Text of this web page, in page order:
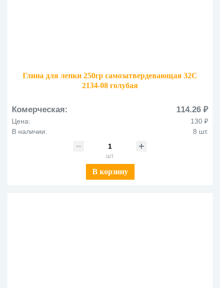
Глина для лепки 250гр самозатвердевающая 32С
2134-08 голубая
Комерческая: 114.26 ₽
Цена:
130 ₽
В наличии:
8 шт.
шт
В корзину